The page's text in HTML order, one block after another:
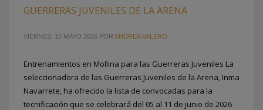
GUERRERAS JUVENILES DE LA ARENA
VIERNES, 15 MAYO 2026 POR ANDREA VALERO
Entrenamientos en Mollina para las Guerreras Juveniles La
seleccionadora de las Guerreras Juveniles de la Arena, Inma
Navarrete, ha ofrecido la lista de convocadas para la
tecnificación que se celebrará del 05 al 11 de junio de 2026